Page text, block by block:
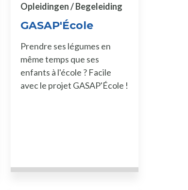
GASAP'École
Opleidingen / Begeleiding
Prendre ses légumes en
même temps que ses
enfants à l'école ? Facile
avec le projet GASAP'École !